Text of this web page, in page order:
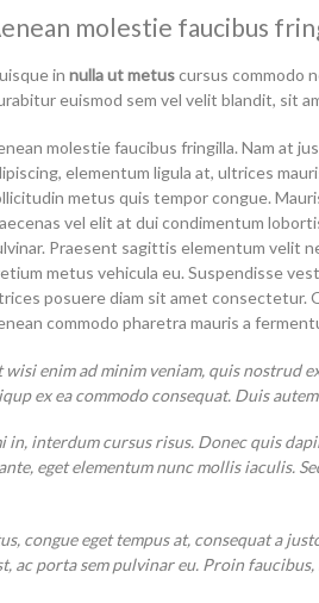
molestie faucibus
in nulla ut metuscursus commodo
euismod sem vel velit blandit, sit
molestie faucibus fringilla. Nam at
elementum ligula at, ultrices
metus quis tempor congue.
vel elit at dui condimentum
Praesent sagittis elementum velit
metus vehicula eu. Suspendisse
posuere diam sit amet consectetur.
commodo pharetra mauris a
wisi enim ad minim veniam, quis
ex ea commodo consequat. Duis
interdum cursus risus. Donec quis
eget elementum nunc mollis iaculis.
congue eget tempus at, consequat a
ac porta sem pulvinar eu. Proin